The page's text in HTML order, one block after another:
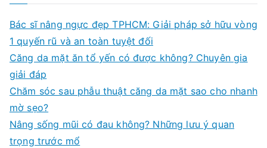
h
Bác sĩ nâng ngực đẹp TPHCM: Giải pháp sở hữu vòng
1 quyến rũ và an toàn tuyệt đối
Căng da mặt ăn tổ yến có được không? Chuyên gia
giải đáp
Chăm sóc sau phẫu thuật căng da mặt sao cho nhanh
mờ sẹo?
Nâng sống mũi có đau không? Những lưu ý quan
trọng trước mổ